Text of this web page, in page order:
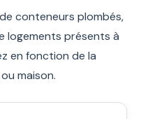
conteneurs plombés,
logements présents à
en fonction de la
maison.